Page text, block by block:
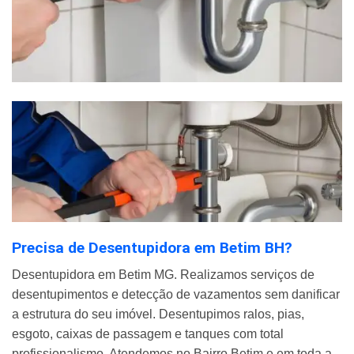
Precisa de Desentupidora em Betim BH?
Desentupidora em Betim MG. Realizamos serviços de
desentupimentos e detecção de vazamentos sem danificar
a estrutura do seu imóvel. Desentupimos ralos, pias,
esgoto, caixas de passagem e tanques com total